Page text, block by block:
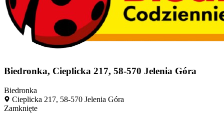
Biedronka, Cieplicka 217, 58-570 Jelenia Góra
Biedronka
Cieplicka 217, 58-570 Jelenia Góra
Zamknięte